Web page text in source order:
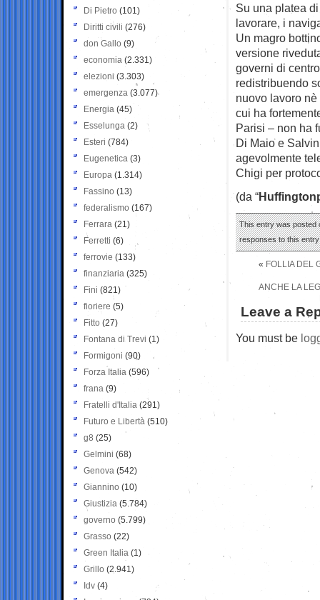
Su una platea
lavorare, i
Un magro
versione
governi di
redistribuendo
nuovo lavoro
cui ha
Parisi – non ha
Di Maio e
agevolmente
Chigi per
(da “
This entry was posted
responses to this
« FOLLIA DEL
ANCHE LA
Leave a
You must be
Di Pietro (101)
Diritti civili (276)
don Gallo (9)
economia (2.331)
elezioni (3.303)
emergenza (3.077)
Energia (45)
Esselunga (2)
Esteri (784)
Eugenetica (3)
Europa (1.314)
Fassino (13)
federalismo (167)
Ferrara (21)
Ferretti (6)
ferrovie (133)
finanziaria (325)
Fini (821)
fioriere (5)
Fitto (27)
Fontana di Trevi (1)
Formigoni (90)
Forza Italia (596)
frana (9)
Fratelli d'Italia (291)
Futuro e Libertà (510)
g8 (25)
Gelmini (68)
Genova (542)
Giannino (10)
Giustizia (5.784)
governo (5.799)
Grasso (22)
Green Italia (1)
Grillo (2.941)
Idv (4)